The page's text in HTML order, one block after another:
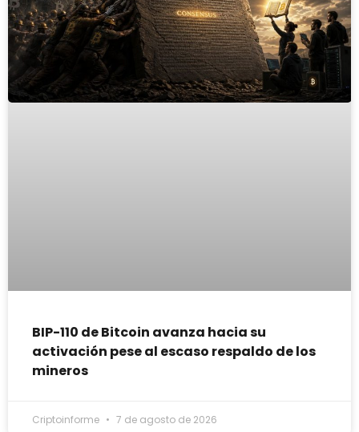
BIP-110 de Bitcoin avanza hacia su
activación pese al escaso respaldo de los
mineros
Criptoinforme 7 de agosto de 2026